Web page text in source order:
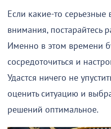
Если какие-то серьезные
внимания, постарайтесь
Именно в этом времени
сосредоточиться и
Удастся ничего не
оценить ситуацию и
решений оптимальное.